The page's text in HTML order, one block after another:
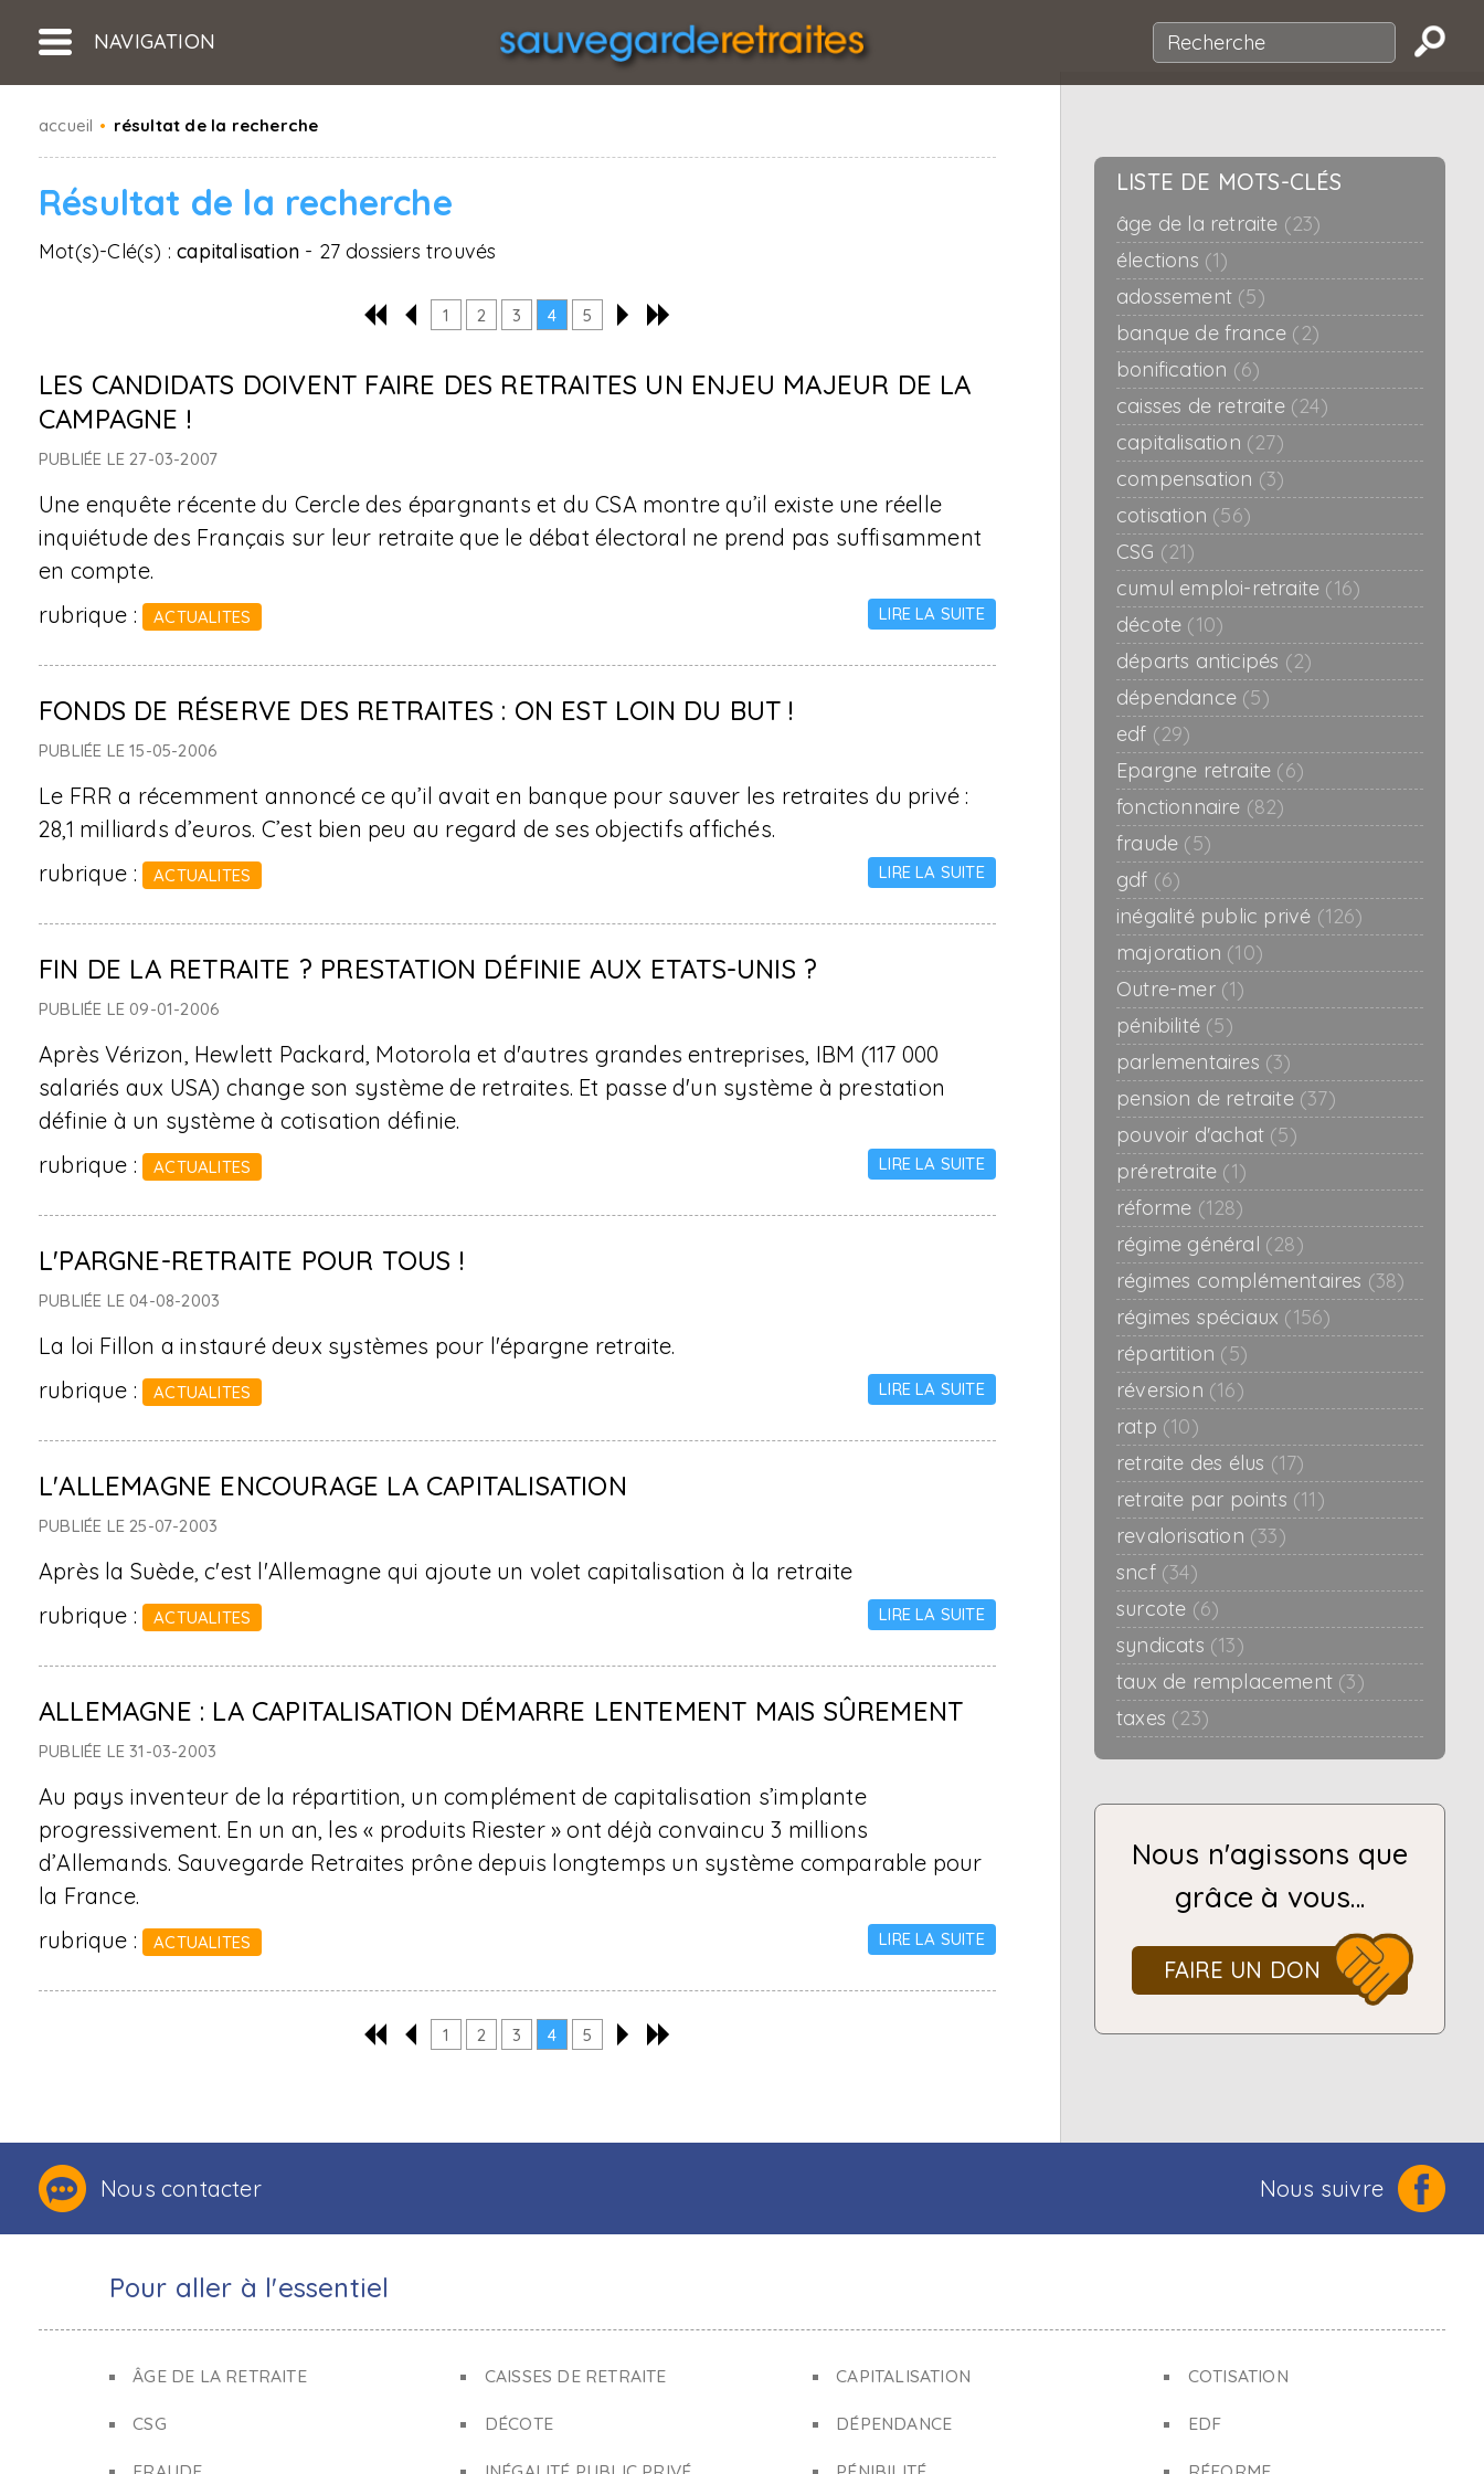
NAVIGATION
accueil • résultat de la recherche
Résultat de la recherche
Mot(s)-Clé(s) :capitalisation - 27 dossiers trouvés
1 2 3 4 5
LES CANDIDATS DOIVENT FAIRE DES RETRAITES UN ENJEU MAJEUR DE LA
CAMPAGNE !
PUBLIÉE LE 27-03-2007
Une enquête récente du Cercle des épargnants et du CSA montre qu’il existe une réelle
inquiétude des Français sur leur retraite que le débat électoral ne prend pas suffisamment
en compte.
rubrique : ACTUALITES LIRE LA SUITE
FONDS DE RÉSERVE DES RETRAITES : ON EST LOIN DU BUT !
PUBLIÉE LE 15-05-2006
Le FRR a récemment annoncé ce qu’il avait en banque pour sauver les retraites du privé :
28,1 milliards d’euros. C’est bien peu au regard de ses objectifs affichés.
rubrique : ACTUALITES LIRE LA SUITE
FIN DE LA RETRAITE ? PRESTATION DÉFINIE AUX ETATS-UNIS ?
PUBLIÉE LE 09-01-2006
Après Vérizon, Hewlett Packard, Motorola et d'autres grandes entreprises, IBM (117 000
salariés aux USA) change son système de retraites. Et passe d'un système à prestation
définie à un système à cotisation définie.
rubrique : ACTUALITES LIRE LA SUITE
L'PARGNE-RETRAITE POUR TOUS !
PUBLIÉE LE 04-08-2003
La loi Fillon a instauré deux systèmes pour l'épargne retraite.
rubrique : ACTUALITES LIRE LA SUITE
L'ALLEMAGNE ENCOURAGE LA CAPITALISATION
PUBLIÉE LE 25-07-2003
Après la Suède, c'est l'Allemagne qui ajoute un volet capitalisation à la retraite
rubrique : ACTUALITES LIRE LA SUITE
ALLEMAGNE : LA CAPITALISATION DÉMARRE LENTEMENT MAIS SÛREMENT
PUBLIÉE LE 31-03-2003
Au pays inventeur de la répartition, un complément de capitalisation s’implante
progressivement. En un an, les « produits Riester » ont déjà convaincu 3 millions
d’Allemands. Sauvegarde Retraites prône depuis longtemps un système comparable pour
la France.
rubrique : ACTUALITES LIRE LA SUITE
1 2 3 4 5
LISTE DE MOTS-CLÉS
âge de la retraite (23)
élections (1)
adossement (5)
banque de france (2)
bonification (6)
caisses de retraite (24)
capitalisation (27)
compensation (3)
cotisation (56)
CSG (21)
cumul emploi-retraite (16)
décote (10)
départs anticipés (2)
dépendance (5)
edf (29)
Epargne retraite (6)
fonctionnaire (82)
fraude (5)
gdf (6)
inégalité public privé (126)
majoration (10)
Outre-mer (1)
pénibilité (5)
parlementaires (3)
pension de retraite (37)
pouvoir d'achat (5)
préretraite (1)
réforme (128)
régime général (28)
régimes complémentaires (38)
régimes spéciaux (156)
répartition (5)
réversion (16)
ratp (10)
retraite des élus (17)
retraite par points (11)
revalorisation (33)
sncf (34)
surcote (6)
syndicats (13)
taux de remplacement (3)
taxes (23)
Nous n'agissons que
grâce à vous...
FAIRE UN DON
Nous contacter Nous suivre
Pour aller à l'essentiel
ÂGE DE LA RETRAITE CAISSES DE RETRAITE CAPITALISATION COTISATION
CSG DÉCOTE DÉPENDANCE EDF